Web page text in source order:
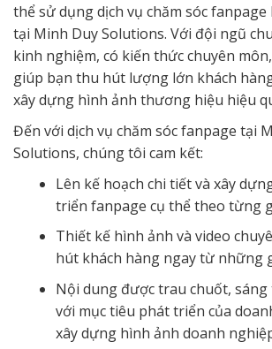
thể sử dụng dịch vụ chăm sóc fanpage
tại Minh Duy Solutions. Với đội ngũ
kinh nghiệm, có kiến thức chuyên
giúp bạn thu hút lượng lớn khách
xây dựng hình ảnh thương hiệu hiệu
Đến với dịch vụ chăm sóc fanpage tại
Solutions, chúng tôi cam kết:
Lên kế hoạch chi tiết và xây
triển fanpage cụ thể theo từng
Thiết kế hình ảnh và video
hút khách hàng ngay từ những
Nội dung được trau chuốt,
với mục tiêu phát triển của
xây dựng hình ảnh doanh